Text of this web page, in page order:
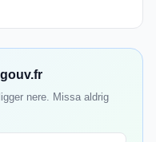
nere. Missa aldrig